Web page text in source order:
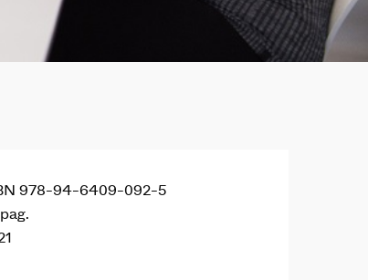
978-94-6409-092-5